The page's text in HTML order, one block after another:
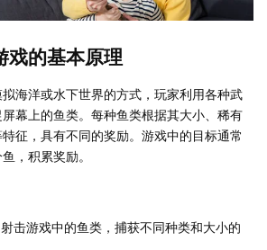
戏的基本原理
海洋或水下世界的方式，玩家利用各种武
幕上的鱼类。每种鱼类根据其大小、稀有
征，具有不同的奖励。游戏中的目标通常
，积累奖励。
射击游戏中的鱼类，捕获不同种类和大小的